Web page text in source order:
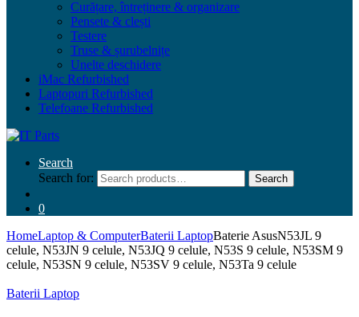
Curățare, întreținere & organizare
Pensete & clești
Testere
Truse & șurubelnițe
Unelte deschidere
iMac Refurbished
Laptopuri Refurbished
Telefoane Refurbished
Search
Search for:
Search
0
HomeLaptop & ComputerBaterii LaptopBaterie AsusN53JL 9
celule, N53JN 9 celule, N53JQ 9 celule, N53S 9 celule, N53SM 9
celule, N53SN 9 celule, N53SV 9 celule, N53Ta 9 celule
Baterii Laptop